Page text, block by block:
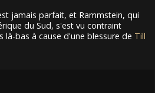
jamais parfait, et Rammstein, qui
du Sud, s'est vu contraint
là-bas à cause d'une blessure de Till